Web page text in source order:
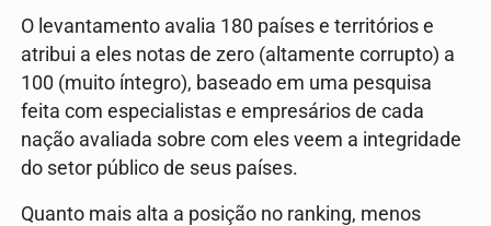
O levantamento avalia 180 países e territórios e
atribui a eles notas de zero (altamente corrupto) a
100 (muito íntegro), baseado em uma pesquisa
feita com especialistas e empresários de cada
nação avaliada sobre com eles veem a integridade
do setor público de seus países.
Quanto mais alta a posição no ranking, menos